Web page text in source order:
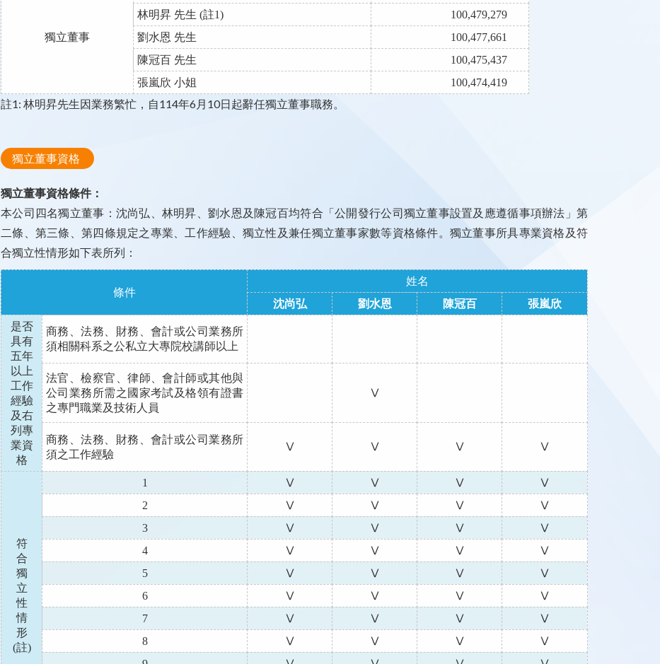
獨立董事
林明昇 先生 (註1)
100,479,279
劉水恩 先生
100,477,661
陳冠百 先生
100,475,437
張嵐欣 小姐
100,474,419
註1: 林明昇先生因業務繁忙，自114年6月10日起辭任獨立董事職務。
獨立董事資格
獨立董事資格條件：
本公司四名獨立董事：沈尚弘、林明昇、劉水恩及陳冠百均符合「公開發行公司獨立董事設置及應遵循事項辦法」第
二條、第三條、第四條規定之專業、工作經驗、獨立性及兼任獨立董事家數等資格條件。獨立董事所具專業資格及符
合獨立性情形如下表所列：
條件
姓名
沈尚弘
劉水恩 陳冠百
張嵐欣
是否
具有
五年
以上
工作
經驗
及右
列專
業資
格
商務、法務、財務、會計或公司業務所
須相關科系之公私立大專院校講師以上
法官、檢察官、律師、會計師或其他與
公司業務所需之國家考試及格領有證書
之專門職業及技術人員
Ⅴ
商務、法務、財務、會計或公司業務所
須之工作經驗
Ⅴ Ⅴ Ⅴ Ⅴ
符
合
獨
立
性
情
形
(註)
1 Ⅴ Ⅴ Ⅴ
Ⅴ
2
Ⅴ Ⅴ Ⅴ
Ⅴ
3
Ⅴ Ⅴ Ⅴ
Ⅴ
4
Ⅴ Ⅴ Ⅴ
Ⅴ
5
Ⅴ Ⅴ Ⅴ
Ⅴ
6
Ⅴ Ⅴ Ⅴ
Ⅴ
7
Ⅴ Ⅴ Ⅴ
Ⅴ
8
Ⅴ Ⅴ Ⅴ
Ⅴ